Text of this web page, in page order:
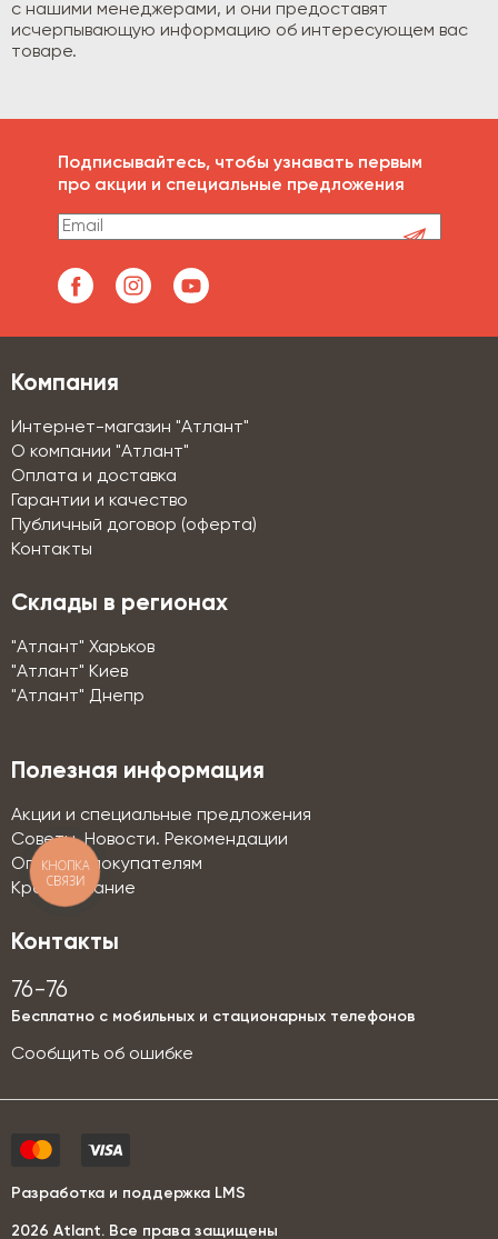
с нашими менеджерами, и они предоставят
исчерпывающую информацию об интересующем вас
товаре.
Подписывайтесь, чтобы узнавать первым
про акции и специальные предложения
Компания
Интернет-магазин "Атлант"
О компании "Атлант"
Оплата и доставка
Гарантии и качество
Публичный договор (оферта)
Контакты
Склады в регионах
"Атлант" Харьков
"Атлант" Киев
"Атлант" Днепр
Полезная информация
Акции и специальные предложения
Советы. Новости. Рекомендации
Оптовым покупателям
Кредитование
Контакты
76-76
Бесплатно с мобильных и стационарных телефонов
Сообщить об ошибке
2026 Аtlant. Все права защищены
Разработка и поддержка LMS
КНОПКА
СВЯЗИ